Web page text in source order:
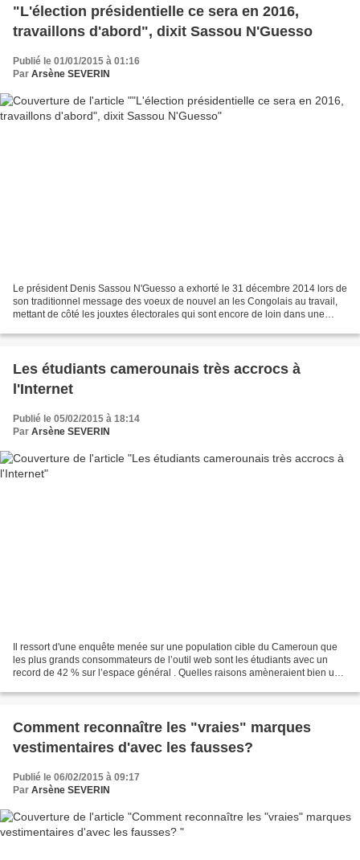
"L'élection présidentielle ce sera en 2016,
travaillons d'abord", dixit Sassou N'Guesso
Publié le 01/01/2015 à 01:16
Par Arsène SEVERIN
Le président Denis Sassou N'Guesso a exhorté le 31 décembre 2014 lors de
son traditionnel message des voeux de nouvel an les Congolais au travail,
mettant de côté les jouxtes électorales qui sont encore de loin dans une
Les étudiants camerounais très accrocs à
l'Internet
Publié le 05/02/2015 à 18:14
Par Arsène SEVERIN
Il ressort d'une enquête menée sur une population cible du Cameroun que
les plus grands consommateurs de l’outil web sont les étudiants avec un
record de 42 % sur l’espace général . Quelles raisons amèneraient bien un
Comment reconnaître les "vraies" marques
vestimentaires d'avec les fausses?
Publié le 06/02/2015 à 09:17
Par Arsène SEVERIN